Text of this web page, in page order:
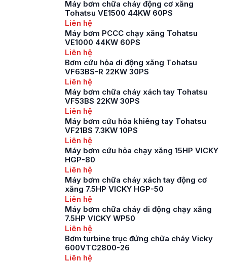
Máy bơm chữa cháy động cơ xăng
Tohatsu VE1500 44KW 60PS
Liên hệ
Máy bơm PCCC chạy xăng Tohatsu
VE1000 44KW 60PS
Liên hệ
Bơm cứu hỏa di động xăng Tohatsu
VF63BS-R 22KW 30PS
Liên hệ
Máy bơm chữa cháy xách tay Tohatsu
VF53BS 22KW 30PS
Liên hệ
Máy bơm cứu hỏa khiêng tay Tohatsu
VF21BS 7.3KW 10PS
Liên hệ
Máy bơm cứu hỏa chạy xăng 15HP VICKY
HGP-80
Liên hệ
Máy bơm chữa cháy xách tay động cơ
xăng 7.5HP VICKY HGP-50
Liên hệ
Máy bơm chữa cháy di động chạy xăng
7.5HP VICKY WP50
Liên hệ
Bơm turbine trục đứng chữa cháy Vicky
600VTC2800-26
Liên hệ